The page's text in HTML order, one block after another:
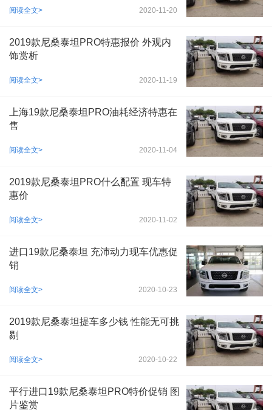
2020-11-20
阅读全文>
2019款尼桑泰坦PRO特惠报价 外观内
饰赏析
2020-11-19
阅读全文>
上海19款尼桑泰坦PRO油耗经济特惠在
售
2020-11-04
阅读全文>
2019款尼桑泰坦PRO什么配置 现车特
惠价
2020-11-02
阅读全文>
进口19款尼桑泰坦 充沛动力现车优惠促
销
2020-10-23
阅读全文>
2019款尼桑泰坦提车多少钱 性能无可挑
剔
2020-10-22
阅读全文>
平行进口19款尼桑泰坦PRO特价促销 图
片鉴赏